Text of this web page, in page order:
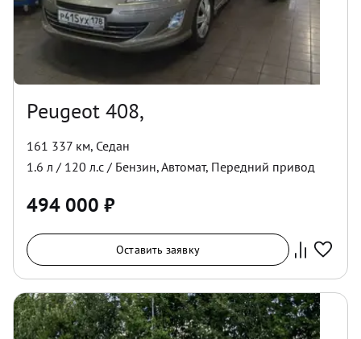
Peugeot 408,
161 337 км, Седан
1.6 л / 120 л.с / Бензин,Автомат, Передний привод
494 000 ₽
Оставить заявку